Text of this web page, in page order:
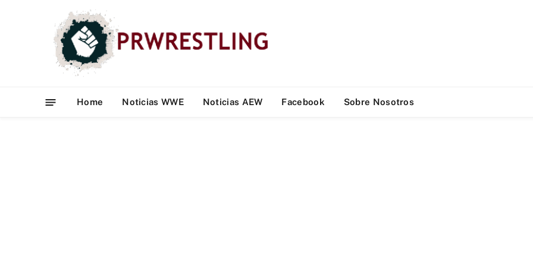
Home Noticias WWE Noticias AEW Facebook Sobre Nosotros